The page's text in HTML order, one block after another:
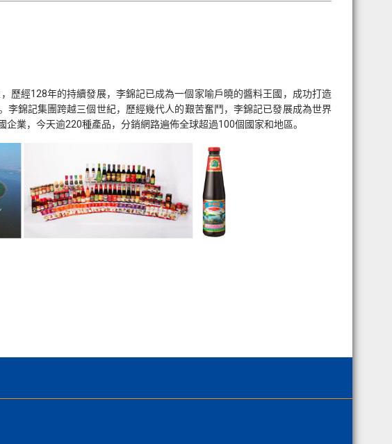
歷經128年的持續發展，李錦記已成為一個家喻戶曉的醬料王國，成功打造
李錦記集團跨越三個世紀，歷經幾代人的艱苦奮鬥，李錦記已發展成為世界
業，今天逾220種產品，分銷網路遍佈全球超過100個國家和地區。